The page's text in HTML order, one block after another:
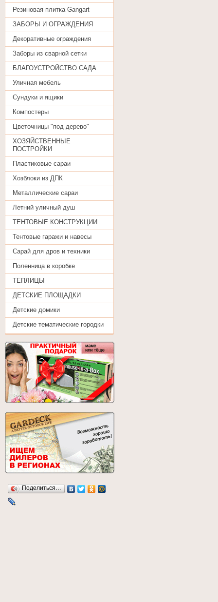
Резиновая плитка Gangart
ЗАБОРЫ И ОГРАЖДЕНИЯ
Декоративные ограждения
Заборы из сварной сетки
БЛАГОУСТРОЙСТВО САДА
Уличная мебель
Сундуки и ящики
Компостеры
Цветочницы "под дерево"
ХОЗЯЙСТВЕННЫЕ
ПОСТРОЙКИ
Пластиковые сараи
Хозблоки из ДПК
Металлические сараи
Летний уличный душ
ТЕНТОВЫЕ КОНСТРУКЦИИ
Тентовые гаражи и навесы
Сарай для дров и техники
Поленница в коробке
ТЕПЛИЦЫ
ДЕТСКИЕ ПЛОЩАДКИ
Детские домики
Детские тематические городки
Поделиться…